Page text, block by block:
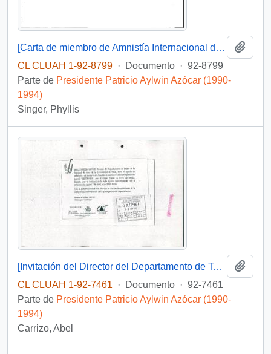
[Carta de miembro de Amnistía Internacional dirigida al Presidente Patricio Aylwin, referente a detenidos desaparecidos]
CL CLUAH 1-92-8799 · Documento · 92-8799
Parte de Presidente Patricio Aylwin Azócar (1990-
1994)
Singer, Phyllis
[Invitación del Director del Departamento de Teatro de la Facultad de Artes de la Universidad de Chile]
CL CLUAH 1-92-7461
· Documento · 92-7461
Parte de Presidente Patricio Aylwin Azócar (1990-
1994)
Carrizo, Abel